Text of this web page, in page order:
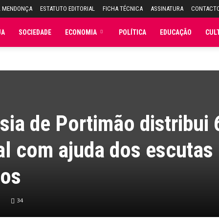
MENDONÇA ESTATUTO EDITORIAL FICHA TÉCNICA ASSINATURA
SOCIEDADE ECONOMIA POLÍTICA EDUCAÇÃO
de Portimão distribui
com ajuda dos escutas
34